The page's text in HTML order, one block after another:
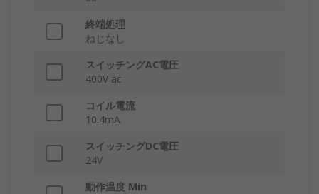
終端処理
ねじなし
スイッチングAC電圧
400V ac
コイル電流
10.4mA
スイッチングDC電圧
24V
動作温度 Min